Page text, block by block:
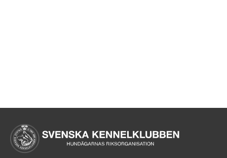
Sidinformation och
Köpa hund startsida